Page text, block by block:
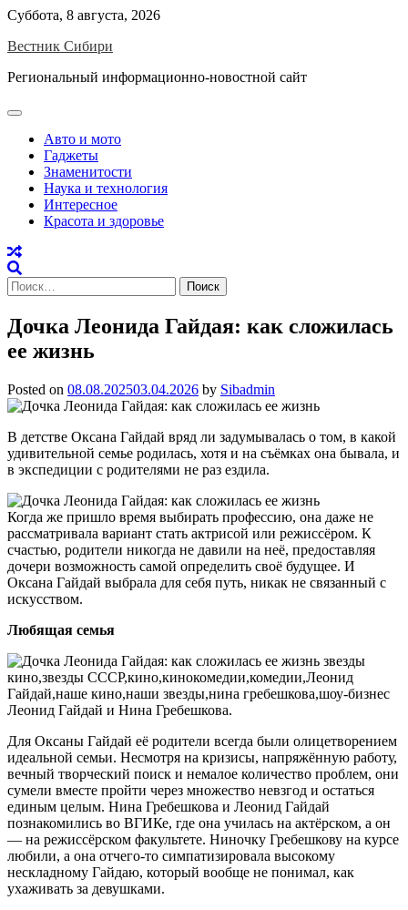
Skip
content
Суббота, 8 августа, 2026
Вестник Сибири
Региональный информационно-новостной сайт
Авто и мото
Гаджеты
Знаменитости
Наука и технология
Интересное
Красота и здоровье
Найти:
Дочка Леонида Гайдая: как сложилась
ее жизнь
Posted on 08.08.202503.04.2026 by Sibadmin
В детстве Оксана Гайдай вряд ли задумывалась о том, в какой
удивительной семье родилась, хотя и на съёмках она бывала, и
в экспедиции с родителями не раз ездила.
Когда же пришло время выбирать профессию, она даже не
рассматривала вариант стать актрисой или режиссёром. К
счастью, родители никогда не давили на неё, предоставляя
дочери возможность самой определить своё будущее. И
Оксана Гайдай выбрала для себя путь, никак не связанный с
искусством.
Любящая семья
Леонид Гайдай и Нина Гребешкова.
Для Оксаны Гайдай её родители всегда были олицетворением
идеальной семьи. Несмотря на кризисы, напряжённую работу,
вечный творческий поиск и немалое количество проблем, они
сумели вместе пройти через множество невзгод и остаться
единым целым. Нина Гребешкова и Леонид Гайдай
познакомились во ВГИКе, где она училась на актёрском, а он
— на режиссёрском факультете. Ниночку Гребешкову на курсе
любили, а она отчего-то симпатизировала высокому
нескладному Гайдаю, который вообще не понимал, как
ухаживать за девушками.